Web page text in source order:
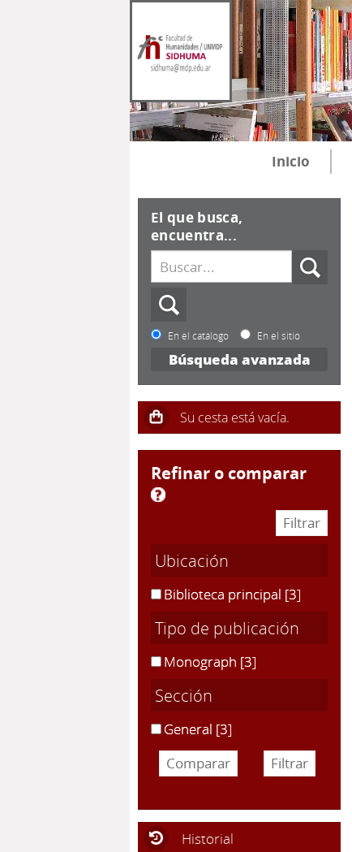
Inicio
El que busca,
encuentra...
En el catálogo En el sitio
Búsqueda avanzada
refinar o comparar
Ubicación
Biblioteca principal [3]
Tipo de publicación
Monograph [3]
Sección
General [3]
Historial